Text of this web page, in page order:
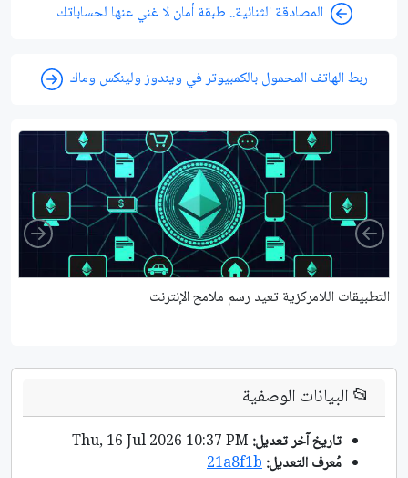
المصادقة الثنائية.. طبقة أمان لا غني عنها لحساباتك
ربط الهاتف المحمول بالكمبيوتر في ويندوز ولينكس وماك
التطبيقات اللامركزية تعيد رسم ملامح الإنترنت
Left
📂البيانات الوصفية
تاريخ آخر تعديل:
مُعرف التعديل:21a8f1b